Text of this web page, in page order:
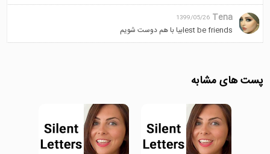
Tena
1399/05/26
lest be friendsبیا با هم دوست شویم
پست های مشابه